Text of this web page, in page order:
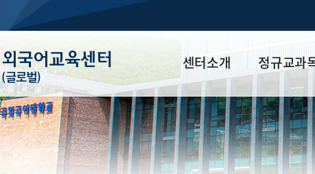
외국어교육센터
(글로벌)
센터소개
소개
연혁 및 현황
교직원소개
정규교과
신입생 영어
진단평가
IFLEP
HUFS